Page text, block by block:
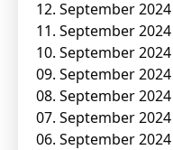
12. September 2024
11. September 2024
10. September 2024
09. September 2024
08. September 2024
07. September 2024
06. September 2024